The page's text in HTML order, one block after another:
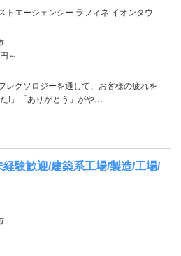
トエージェンシー ラフィネ イオンタウ
～
レクソロジーを通して、お客様の疲れを
!」「ありがとう」がや…
験歓迎/建築系工場/製造/工場/